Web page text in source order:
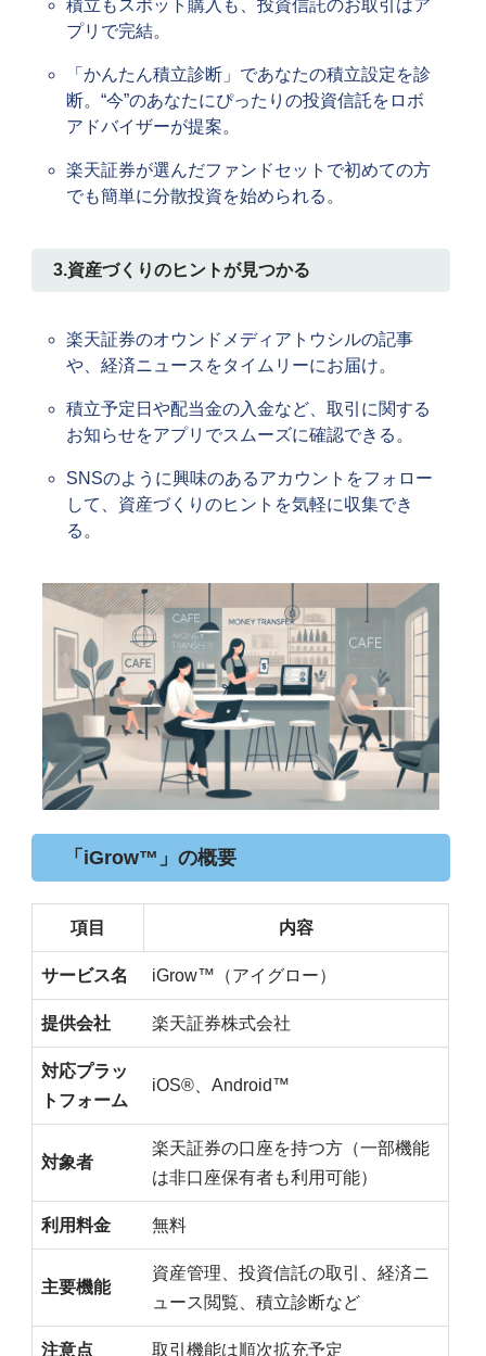
積立もスポット購入も、投資信託のお取引はア
プリで完結。
「かんたん積立診断」であなたの積立設定を診
断。“今”のあなたにぴったりの投資信託をロボ
アドバイザーが提案。
楽天証券が選んだファンドセットで初めての方
でも簡単に分散投資を始められる。
3.資産づくりのヒントが見つかる
楽天証券のオウンドメディアトウシルの記事
や、経済ニュースをタイムリーにお届け。
積立予定日や配当金の入金など、取引に関する
お知らせをアプリでスムーズに確認できる。
SNSのように興味のあるアカウントをフォロー
して、資産づくりのヒントを気軽に収集でき
る。
「iGrow™」の概要
項目 内容
サービス名 iGrow™（アイグロー）
提供会社 楽天証券株式会社
対応プラッ
トフォーム
iOS®、Android™
対象者
楽天証券の口座を持つ方（一部機能
は非口座保有者も利用可能）
利用料金 無料
主要機能
資産管理、投資信託の取引、経済ニ
ュース閲覧、積立診断など
注意点 取引機能は順次拡充予定